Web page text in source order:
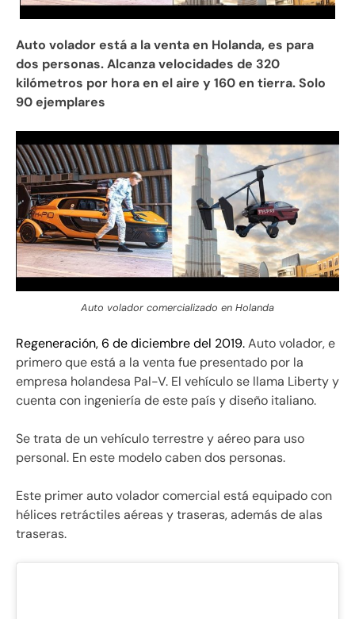
Auto volador está a la venta en Holanda, es para
dos personas. Alcanza velocidades de 320
kilómetros por hora en el aire y 160 en tierra. Solo
90 ejemplares
Auto volador comercializado en Holanda
Regeneración, 6 de diciembre del 2019.Auto volador, e
primero que está a la venta fue presentado por la
empresa holandesa Pal-V. El vehículo se llama Liberty y
cuenta con ingeniería de este país y diseño italiano.
Se trata de un vehículo terrestre y aéreo para uso
personal. En este modelo caben dos personas.
Este primer auto volador comercial está equipado con
hélices retráctiles aéreas y traseras, además de alas
traseras.